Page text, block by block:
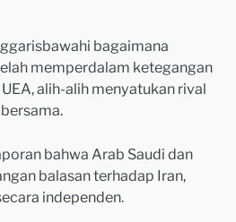
bagaimana
memperdalam ketegangan
alih-alih menyatukan rival
bahwa Arab Saudi dan
balasan terhadap Iran,
independen.